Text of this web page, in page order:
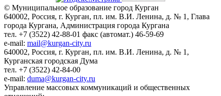
© Муниципальное образование город Курган
640002, Россия, г. Курган, пл. им. В.И. Ленина, д. № 1, Глава
города Кургана, Администрация города Кургана
тел. +7 (3522) 42-88-01 факс (автомат.) 46-59-69
e-mail: mail@kurgan-city.ru
640002, Россия, г. Курган, пл. им. В.И. Ленина, д. № 1,
Курганская городская Дума
тел. +7 (3522) 42-84-00
e-mail: duma@kurgan-city.ru
Управление массовых коммуникаций и общественных